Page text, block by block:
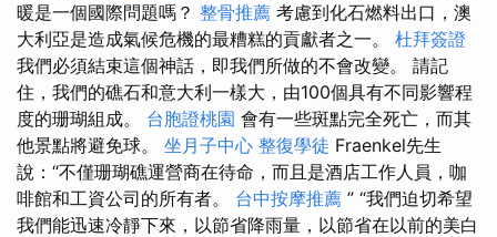
暖是一個國際問題嗎？ 整骨推薦 考慮到化石燃料出口，澳
大利亞是造成氣候危機的最糟糕的貢獻者之一。 杜拜簽證
我們必須結束這個神話，即我們所做的不會改變。 請記
住，我們的礁石和意大利一樣大，由100個具有不同影響程
度的珊瑚組成。 台胞證桃園 會有一些斑點完全死亡，而其
他景點將避免球。 坐月子中心 整復學徒 Fraenkel先生
說：“不僅珊瑚礁運營商在待命，而且是酒店工作人員，咖
啡館和工資公司的所有者。 台中按摩推薦 ” “我們迫切希望
我們能迅速冷靜下來，以節省降雨量，以節省在以前的美白